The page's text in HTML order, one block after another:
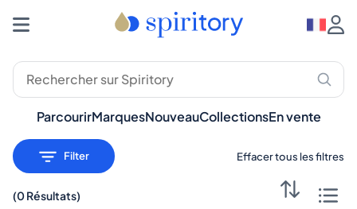
ParcourirMarquesNouveauCollectionsEn vente
Filter Effacer tous les filtres
(0 Résultats)
Spiritueux Premium : Whisky, Rhum, Gin – Spiritory